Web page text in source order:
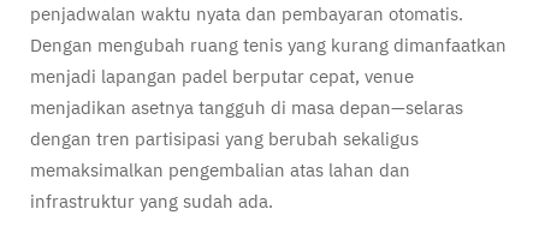
penjadwalan waktu nyata dan pembayaran otomatis.
Dengan mengubah ruang tenis yang kurang dimanfaatkan
menjadi lapangan padel berputar cepat, venue
menjadikan asetnya tangguh di masa depan—selaras
dengan tren partisipasi yang berubah sekaligus
memaksimalkan pengembalian atas lahan dan
infrastruktur yang sudah ada.